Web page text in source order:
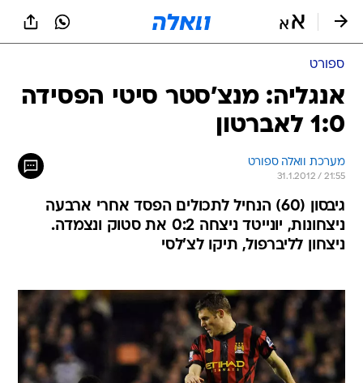
ספורט
אנגליה: מנצ'סטר סיטי הפסידה
1:0 לאברטון
מערכת וואלה ספורט
31.1.2012 / 21:55
גיבסון (60) הנחיל לתכולים הפסד אחרי ארבעה
ניצחונות, יונייטד ניצחה 0:2 את סטוק ונצמדה.
ניצחון לליברפול, תיקו לצ'לסי